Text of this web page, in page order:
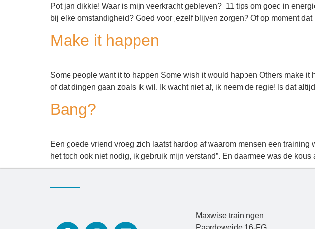
Pot jan dikkie! Waar is mijn veerkracht gebleven? 11 tips om goed in
bij elke omstandigheid? Goed voor jezelf blijven zorgen? Of op moment
Make it happen
Some people want it to happen Some wish it would happen Others make
of dat dingen gaan zoals ik wil. Ik wacht niet af, ik neem de regie! Is dat
Bang?
Een goede vriend vroeg zich laatst hardop af waarom mensen een
het toch ook niet nodig, ik gebruik mijn verstand”. En daarmee was de
Maxwise trainingen
Paardeweide 16-FG